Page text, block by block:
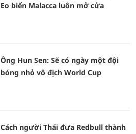
Eo biển Malacca luôn mở cửa
Ông Hun Sen: Sẽ có ngày một đội
bóng nhỏ vô địch World Cup
Cách người Thái đưa Redbull thành